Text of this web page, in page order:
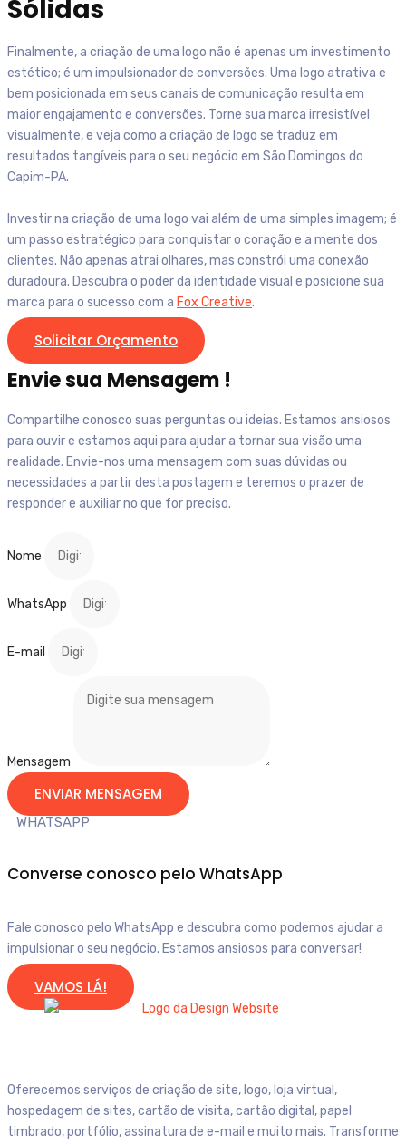
Sólidas
Finalmente, a criação de uma logo não é apenas um investimento
estético; é um impulsionador de conversões. Uma logo atrativa e
bem posicionada em seus canais de comunicação resulta em
maior engajamento e conversões. Torne sua marca irresistível
visualmente, e veja como a criação de logo se traduz em
resultados tangíveis para o seu negócio em São Domingos do
Capim-PA.
Investir na criação de uma logo vai além de uma simples imagem; é
um passo estratégico para conquistar o coração e a mente dos
clientes. Não apenas atrai olhares, mas constrói uma conexão
duradoura. Descubra o poder da identidade visual e posicione sua
marca para o sucesso com a Fox Creative.
Solicitar Orçamento
Envie sua Mensagem !
Compartilhe conosco suas perguntas ou ideias. Estamos ansiosos
para ouvir e estamos aqui para ajudar a tornar sua visão uma
realidade. Envie-nos uma mensagem com suas dúvidas ou
necessidades a partir desta postagem e teremos o prazer de
responder e auxiliar no que for preciso.
Nome
WhatsApp
E-mail
Mensagem
ENVIAR MENSAGEM
WHATSAPP
Converse conosco pelo WhatsApp
Fale conosco pelo WhatsApp e descubra como podemos ajudar a
impulsionar o seu negócio. Estamos ansiosos para conversar!
VAMOS LÁ!
Oferecemos serviços de criação de site, logo, loja virtual,
hospedagem de sites, cartão de visita, cartão digital, papel
timbrado, portfólio, assinatura de e-mail e muito mais. Transforme